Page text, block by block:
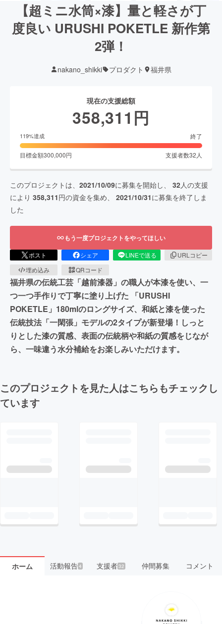
【超ミニ水筒×漆】量と軽さが丁
度良い URUSHI POKETLE 新作第
2弾！
nakano_shikki プロダクト 福井県
現在の支援総額
358,311 円
119%達成 終了
目標金額300,000円 支援者数32 人
このプロジェクトは、 2021/10/09に募集を開始し、 32人の支援
により 358,311円の資金を集め、 2021/10/31に募集を終了しま
した
もう一度プロジェクトをやってほしい
ポスト シェア LINEで送る
URLコピー
埋め込み
QRコード
福井県の伝統工芸「越前漆器」の職人が本漆を使い、一
つ一つ手作りで丁寧に塗り上げた 「URUSHI
POKETLE」180mlのロングサイズ、和紙と漆を使った
伝統技法「一閑張」モデルの2タイプが新登場！しっと
りとした漆の質感、表面の伝統柄や和紙の質感をじなが
ら、一味違う水分補給をお楽しみいただけます。
このプロジェクトを見た人はこちらもチェックし
ています
ホーム 活動報告4 支援者32 仲間募集 コメント